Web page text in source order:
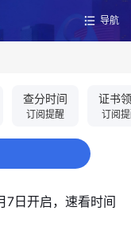
导航
查分时间
订阅提醒
证书
订阅
日开启，速看时间